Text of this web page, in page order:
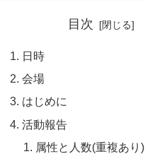
目次
日時
会場
はじめに
活動報告
属性と人数(重複あり)